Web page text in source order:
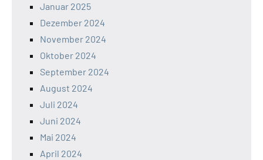
Januar 2025
Dezember 2024
November 2024
Oktober 2024
September 2024
August 2024
Juli 2024
Juni 2024
Mai 2024
April 2024